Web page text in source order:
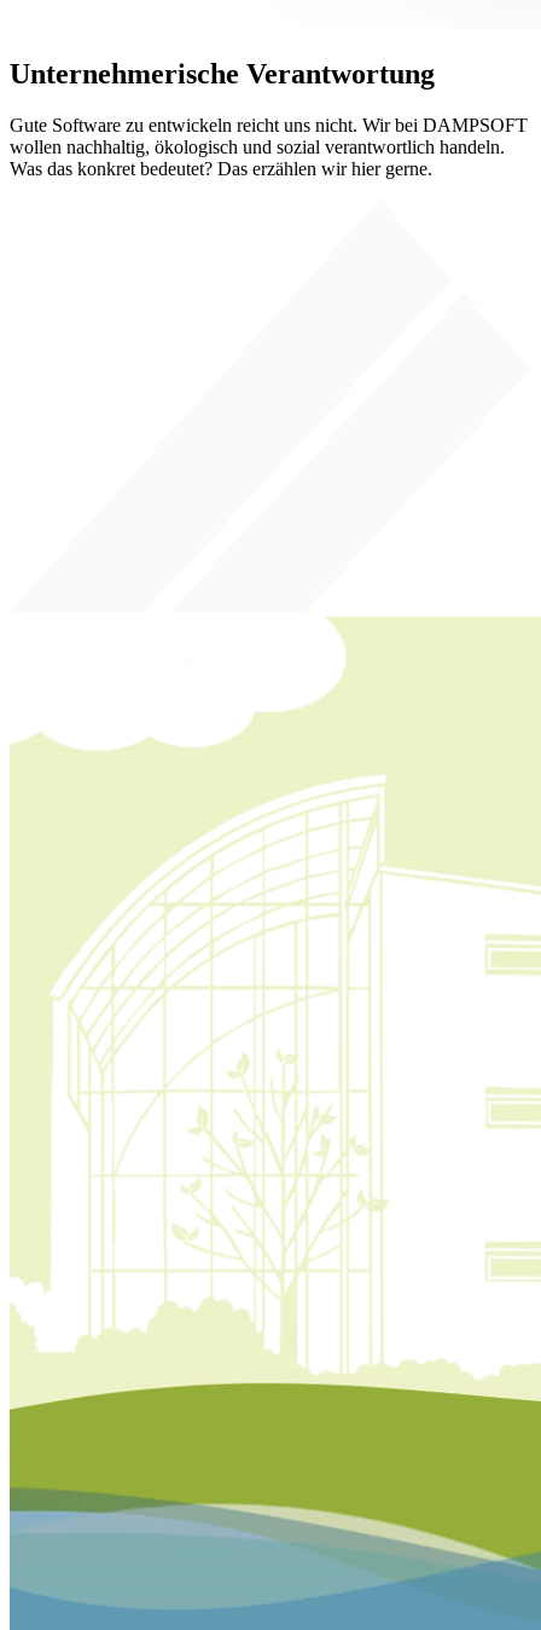
Unternehmerische Verantwortung
Gute Software zu entwickeln reicht uns nicht. Wir bei DAMPSOFT
wollen nachhaltig, ökologisch und sozial verantwortlich handeln.
Was das konkret bedeutet? Das erzählen wir hier gerne.